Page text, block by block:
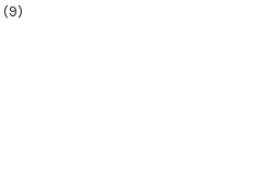
(9)